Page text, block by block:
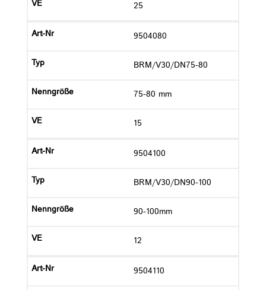
25
9504080
BRM/V30/DN75-80
75-80 mm
15
9504100
BRM/V30/DN90-100
90-100mm
12
9504110